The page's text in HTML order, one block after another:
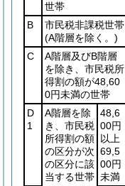
世帯
B
市民税非課税世帯
(A階層を除く。)
C
A階層及びB階層
を除き、市民税所
得割の額が48,60
0円未満の世帯
D
1
A階層を除
き、市民税
所得割の額
の区分が次
の区分に該
当する世帯
48,6
00円
以上
69,5
00円
未満